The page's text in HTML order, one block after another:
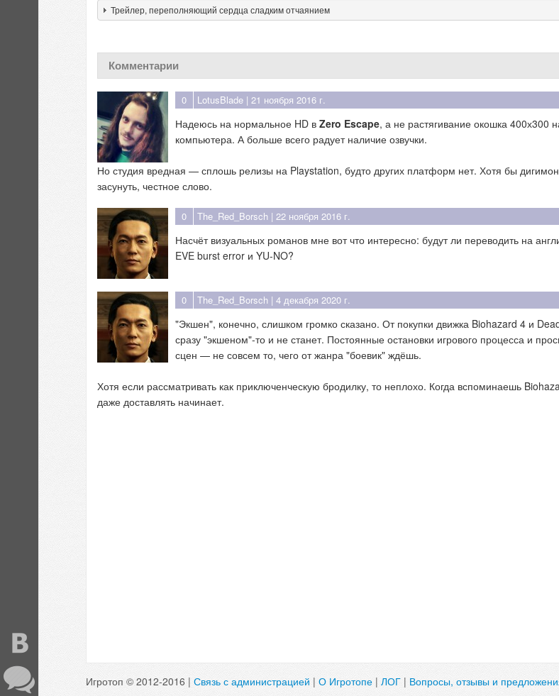
Трейлер, переполняющий сердца сладким отчаянием
Комментарии
0 LotusBlade | 21 ноября 2016 г.
Надеюсь на нормальное HD в Zero Escape, а не растягивание окошка 400х300
компьютера. А больше всего радует наличие озвучки.
Но студия вредная — сплошь релизы на Playstation, будто других платформ нет. Хотя бы
засунуть, честное слово.
0 The_Red_Borsch | 22 ноября 2016 г.
Насчёт визуальных романов мне вот что интересно: будут ли переводить на
EVE burst error и YU-NO?
0 The_Red_Borsch | 4 декабря 2020 г.
"Экшен", конечно, слишком громко сказано. От покупки движка Biohazard 4 и
сразу "экшеном"-то и не станет. Постоянные остановки игрового процесса и
сцен — не совсем то, чего от жанра "боевик" ждёшь.
Хотя если рассматривать как приключенческую бродилку, то неплохо. Когда вспоминаешь
даже доставлять начинает.
Игротоп © 2012-2016 | Связь с администрацией | О Игротопе | ЛОГ | Вопросы, отзывы и